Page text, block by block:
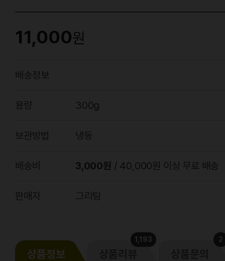
11,000원
배송정보
용량 300g
보관방법 냉동
배송비 3,000원 / 40,000원 이상 무료 배송
판매자 그리팅
상품정보
1,193 2